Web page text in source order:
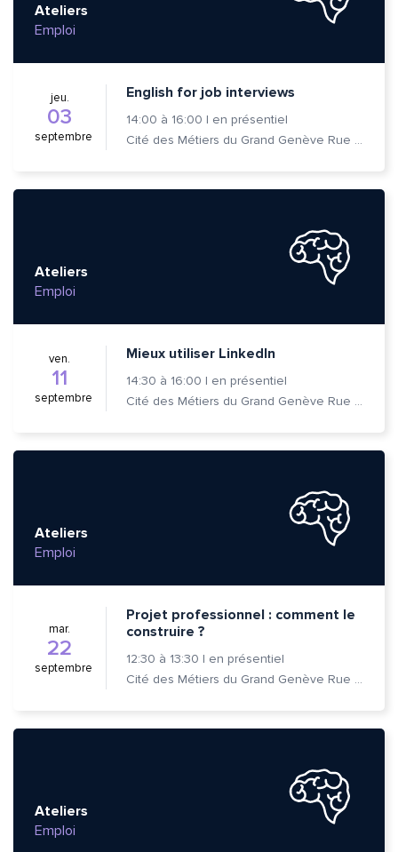
Ateliers
Emploi
jeu.
03
septembre
English for job interviews
14:00 à 16:00 | en présentiel
Cité des Métiers du Grand Genève Rue Prévost-Martin 6 1205 Genève
Ateliers
Emploi
ven.
11
septembre
Mieux utiliser LinkedIn
14:30 à 16:00 | en présentiel
Cité des Métiers du Grand Genève Rue Prévost-Martin 6 1205 Genève
Ateliers
Emploi
mar.
22
septembre
Projet professionnel : comment le
construire ?
12:30 à 13:30 | en présentiel
Cité des Métiers du Grand Genève Rue Prévost-Martin 6 1205 Genève
Ateliers
Emploi
Quelle est la pertinence de cette page?